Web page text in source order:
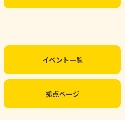
イベント一覧
拠点ページ